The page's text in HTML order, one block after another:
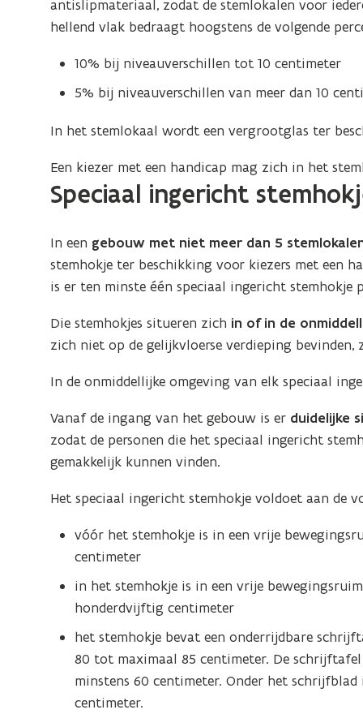
antislipmateriaal, zodat de stemlokalen voor
hellend vlak bedraagt hoogstens de volgende
10% bij niveauverschillen tot 10 centimeter
5% bij niveauverschillen van meer dan 10
In het stemlokaal wordt een vergrootglas ter
Een kiezer met een handicap mag zich in het
Speciaal ingericht
In een gebouw met niet meer dan 5
stemhokje ter beschikking voor kiezers met een
is er ten minste één speciaal ingericht stemhokje
Die stemhokjes situeren zich in of in de
zich niet op de gelijkvloerse verdieping
In de onmiddellijke omgeving van elk speciaal
Vanaf de ingang van het gebouw is er duidelijke
zodat de personen die het speciaal ingericht
gemakkelijk kunnen vinden.
Het speciaal ingericht stemhokje voldoet aan de
vóór het stemhokje is in een vrije
centimeter
in het stemhokje is in een vrije
honderdvijftig centimeter
het stemhokje bevat een onderrijdbare
80 tot maximaal 85 centimeter. De
minstens 60 centimeter. Onder het
centimeter.